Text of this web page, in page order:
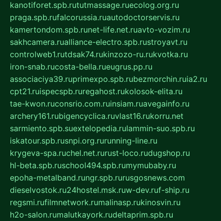
kanotiforet.spb.rututmassage.ruecolog.org.ru
praga.spb.rufalcorussia.ruautodoctorservis.ru
kamertondom.spb.runet-life.net.ruavto-vozim.ru
sakhcamera.rualliance-electro.spb.rustroyavt.ru
controlweb1.rutdsak74.rukinzozo-ru.rukvotka.ru
iron-snab.rucosta-bella.rueugrus.pp.ru
associaciya39.ruprimexpo.spb.rubezmorchin.ruia2.ru
cpt21.ruispecspb.ruregahost.rukolosok-elita.ru
tae-kwon.ruconsrio.com.ruinsiam.ruavegainfo.ru
archery161.rubigencyclica.ruvlast16.rukorru.net
sarmiento.spb.suextelopedia.rulammin-suo.spb.ru
iskatour.spb.rusnpi.org.rurunning-line.ru
krygeva-spa.ruchel.net.rurust-loco.rudugshop.ru
hl-beta.spb.ruschool494.spb.rumymubaby.ru
epoha-metalband.rungr.spb.rurusgosnews.com
dieselvostok.ru24hostel.msk.ruw-dev.ruf-ship.ru
regsmi.rufilmnetwork.rumalinasp.rukinosvin.ru
h2o-salon.rumalutkayork.rudeltaprim.spb.ru